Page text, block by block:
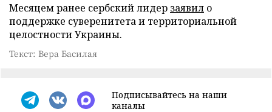
Месяцем ранее сербский лидер заявил о
поддержке суверенитета и территориальной
целостности Украины.
Текст: Вера Басилая
Подписывайтесь на наши
каналы